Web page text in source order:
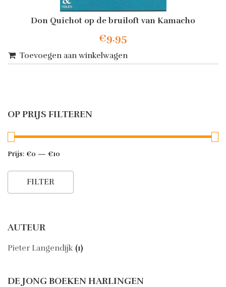
Don Quichot op de bruiloft van Kamacho
€9.95
Toevoegen aan winkelwagen
OP PRIJS FILTEREN
FILTER
Prijs: €0 — €10
AUTEUR
Pieter Langendijk (1)
DE JONG BOEKEN HARLINGEN